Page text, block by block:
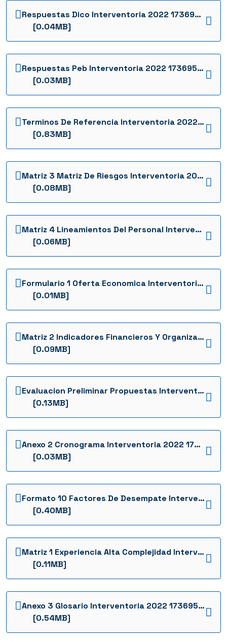
Respuestas Dico Interventoria 2022 1736954015893
[0.04MB]
Respuestas Peb Interventoria 2022 1736954022308
[0.03MB]
Terminos De Referencia Interventoria 2022 1736954009968
[0.83MB]
Matriz 3 Matriz De Riesgos Interventoria 2022 1736954003149
[0.08MB]
Matriz 4 Lineamientos Del Personal Interventoria 2022 1736954006822
[0.06MB]
Formulario 1 Oferta Economica Interventoria 2022 1736954019504
[0.01MB]
Matriz 2 Indicadores Financieros Y Organizacionales Interventoria 2022 1736953999298
[0.09MB]
Evaluacion Preliminar Propuestas Interventoria 2022 1736954027882
[0.13MB]
Anexo 2 Cronograma Interventoria 2022 1736953503342
[0.03MB]
Formato 10 Factores De Desempate Interventoria 12 Interventoria 2022 1736953556608
[0.40MB]
Matriz 1 Experiencia Alta Complejidad Interventoria 2022 1736953567083
[0.11MB]
Anexo 3 Glosario Interventoria 2022 1736953506900
[0.54MB]